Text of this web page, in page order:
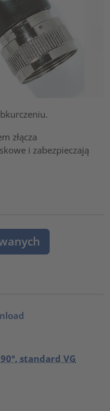
złącza
i zabezpieczają
standard VG